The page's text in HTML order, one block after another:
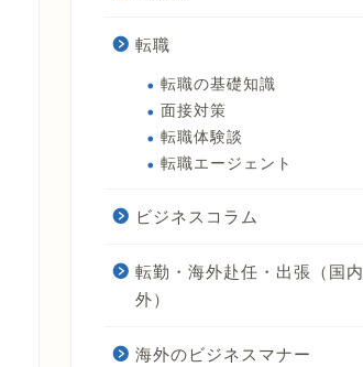
転職
転職の基礎知識
面接対策
転職体験談
転職エージェント
ビジネスコラム
転勤・海外赴任・出張（国内
外）
海外のビジネスマナー